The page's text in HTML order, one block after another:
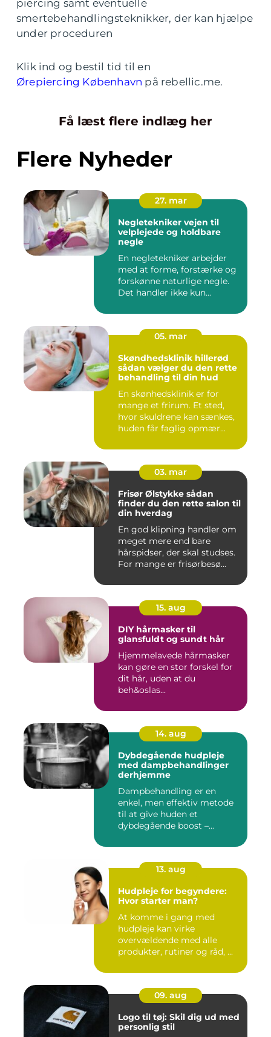
piercing samt eventuelle
smertebehandlingsteknikker, der kan hjælpe
under proceduren
Klik ind og bestil tid til en
Ørepiercing København på rebellic.me.
Få læst flere indlæg her
Flere Nyheder
27. mar
Negletekniker vejen til
velplejede og holdbare
negle
En negletekniker arbejder
med at forme, forstærke og
forskønne naturlige negle.
Det handler ikke kun...
05. mar
Skøndhedsklinik hillerød
sådan vælger du den rette
behandling til din hud
En skønhedsklinik er for
mange et frirum. Et sted,
hvor skuldrene kan sænkes,
huden får faglig opmær...
03. mar
Frisør Ølstykke sådan
finder du den rette salon til
din hverdag
En god klipning handler om
meget mere end bare
hårspidser, der skal studses.
For mange er frisørbesø...
15. aug
DIY hårmasker til
glansfuldt og sundt hår
Hjemmelavede hårmasker
kan gøre en stor forskel for
dit hår, uden at du
beh&oslas...
14. aug
Dybdegående hudpleje
med dampbehandlinger
derhjemme
Dampbehandling er en
enkel, men effektiv metode
til at give huden et
dybdegående boost –...
13. aug
Hudpleje for begyndere:
Hvor starter man?
At komme i gang med
hudpleje kan virke
overvældende med alle
produkter, rutiner og råd, ...
09. aug
Logo til tøj: Skil dig ud med
personlig stil